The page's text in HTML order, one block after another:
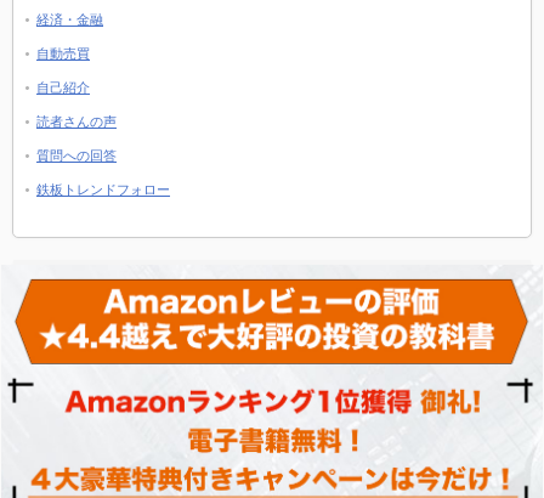
経済・金融
自動売買
自己紹介
読者さんの声
質問への回答
鉄板トレンドフォロー